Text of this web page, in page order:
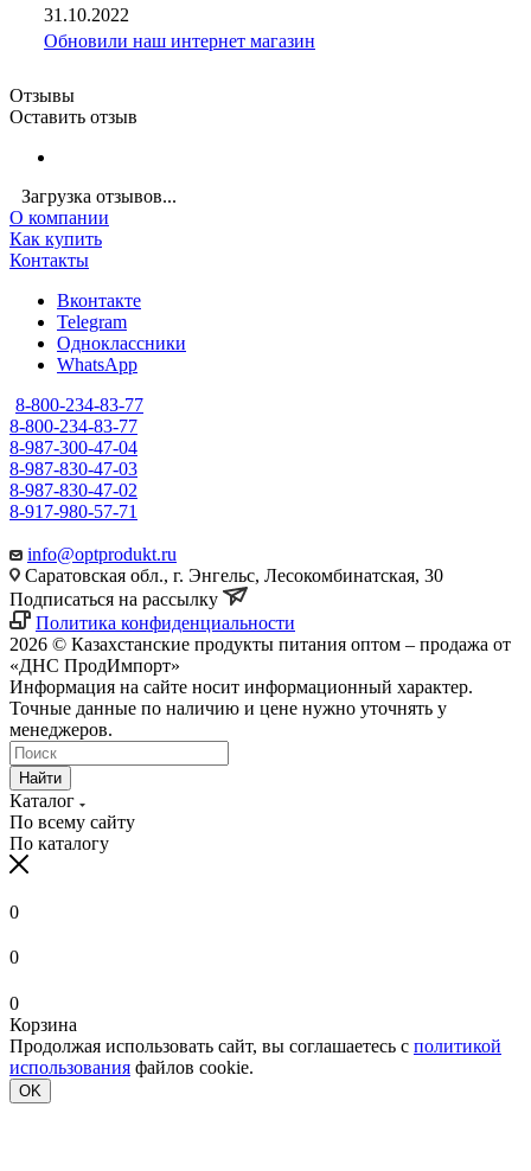
31.10.2022
Обновили наш интернет магазин
Отзывы
Оставить отзыв
Загрузка отзывов...
О компании
Как купить
Контакты
Вконтакте
Telegram
Одноклассники
WhatsApp
8-800-234-83-77
8-800-234-83-77
8-987-300-47-04
8-987-830-47-03
8-987-830-47-02
8-917-980-57-71
info@optprodukt.ru
Саратовская обл., г. Энгельс, Лесокомбинатская, 30
Подписаться на рассылку
Политика конфиденциальности
2026 © Казахстанские продукты питания оптом – продажа от
«ДНС ПродИмпорт»
Информация на сайте носит информационный характер.
Точные данные по наличию и цене нужно уточнять у
менеджеров.
Найти
Каталог
По всему сайту
По каталогу
0
0
0
Корзина
Продолжая использовать сайт, вы соглашаетесь с политикой
использования файлов cookie.
OK